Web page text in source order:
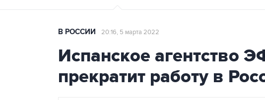
В РОССИИ 20:16, 5 марта 2022
Испанское агентство
прекратит работу в